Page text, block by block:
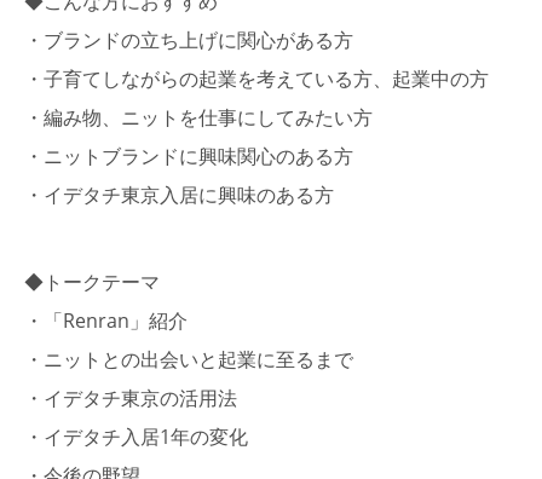
・ブランドの立ち上げに関心がある方
・子育てしながらの起業を考えている方、起業中の方
・編み物、ニットを仕事にしてみたい方
・ニットブランドに興味関心のある方
・イデタチ東京入居に興味のある方
◆トークテーマ
・「Renran」紹介
・ニットとの出会いと起業に至るまで
・イデタチ東京の活用法
・イデタチ入居1年の変化